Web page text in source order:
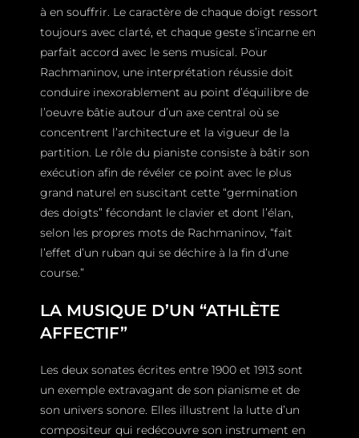
à en souffrir. Le caractère de chaque doigt ressort
toujours avec clarté, et chaque geste s’incarne en
parfait accord avec le sens musical. Pour
Rachmaninov, une interprétation réussie doit
conduire inexorablement au point d’équilibre de
l’oeuvre bâtie autour d’un axe central où se
concentrent l’architecture et la vigueur de la
partition. Le rôle du pianiste consiste à bâtir son
exécution afin de révéler ce point avec le plus
grand naturel en suscitant cette “germination
des doigts” fécondant le clavier et dont l’élan,
selon les propres mots de Rachmaninov, “fait
l’effet d’un ruban qui se déchire à la fin d’une
course.”
LA MUSIQUE D’UN “ATHLÈTE
AFFECTIF”
Les deux sonates écrites entre 1900 et 1913 sont
un exemple extravagant de son pianisme et de
son univers sonore. Elles illustrent la lutte d’un
compositeur qui redécouvre son instrument en